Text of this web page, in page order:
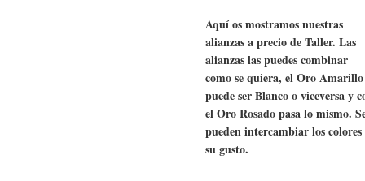
Aquí os mostramos nuestras
alianzas a precio de Taller. Las
alianzas las puedes combinar
como se quiera, el Oro Amarillo
puede ser Blanco o viceversa y
el Oro Rosado pasa lo mismo.
pueden intercambiar los colores
su gusto.